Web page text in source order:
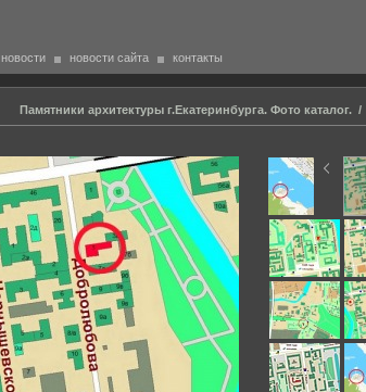
новости новости сайта контакты
Памятники архитектуры г.Екатеринбурга. Фото каталог. /